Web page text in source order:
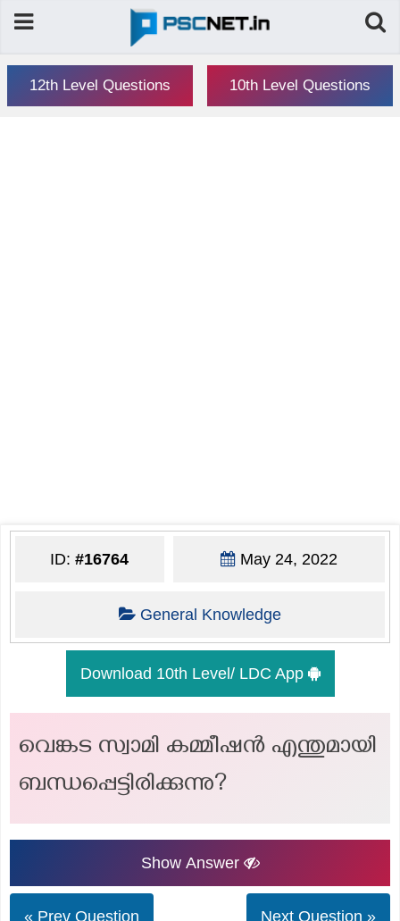
12th Level Questions 10th Level Questions
ID:#16764 May 24, 2022
General Knowledge
Download 10th Level/ LDC App
വെങ്കട സ്വാമി കമ്മീഷൻ എന്തുമായി
ബന്ധപ്പെട്ടിരിക്കുന്നു?
Show Answer
« Prev Question Next Question »